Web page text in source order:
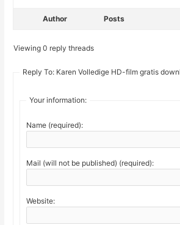
Author Posts
Viewing 0 reply threads
Reply To: Karen Volledige HD-film gratis
Your information:
Name (required):
Mail (will not be published) (required):
Website: